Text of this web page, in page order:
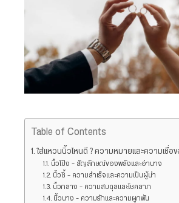
Table of Contents
ใส่แหวนนิ้วไหนดี ? ความหมายและความเชื่อ
นิ้วโป้ง – สัญลักษณ์ของพลังและอำนาจ
นิ้วชี้ – ความสำเร็จและความเป็นผู้นำ
นิ้วกลาง – ความสมดุลและโชคลาภ
นิ้วนาง – ความรักและความผูกพัน